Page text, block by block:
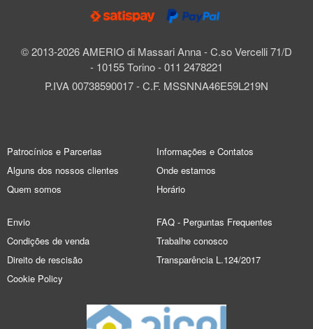
© 2013-2026 AMERIO di Massari Anna - C.so Vercelli 71/D
- 10155 Torino - 011 2478221
P.IVA 00738590017 - C.F. MSSNNA46E59L219N
Patrocínios e Parcerias
Alguns dos nossos clientes
Quem somos
Informações e Contatos
Onde estamos
Horário
Envio
Condições de venda
Direito de rescisão
Cookie Policy
FAQ - Perguntas Frequentes
Trabalhe conosco
Transparência L.124/2017